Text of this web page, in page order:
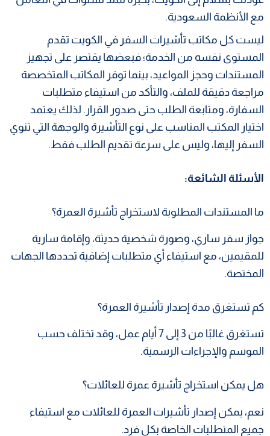
مع الأنظمة السعودية.
ليست كل مكاتب تأشيرات السفر في الكويت تقدم
المستوى نفسه من الخدمة؛ فبعضها يقتصر على تجهيز
المستندات وحجز المواعيد، بينما توفر المكاتب المتخصصة
مراجعة دقيقة للملف، والتأكد من استيفاء متطلبات
السفارة، ومتابعة الطلب حتى صدور القرار. لذلك يعتمد
اختيار المكتب المناسب على نوع التأشيرة والوجهة التي تنوي
السفر إليها، وليس على سرعة تقديم الطلب فقط.
الأسئلة الشائعة:
ما المستندات المطلوبة لاستخراج تأشيرة العمرة؟
جواز سفر ساري، وصورة شخصية حديثة، وإقامة سارية
للمقيمين، مع استيفاء أي متطلبات إضافية تحددها الجهات
المختصة.
كم تستغرق مدة إصدار تأشيرة العمرة؟
تستغرق غالبًا من 3 إلى 7 أيام عمل، وقد تختلف حسب
الموسم والإجراءات الرسمية.
هل يمكن استخراج تأشيرة عمرة للعائلات؟
نعم، يمكن إصدار تأشيرات العمرة للعائلات مع استيفاء
جميع المتطلبات الخاصة بكل فرد.